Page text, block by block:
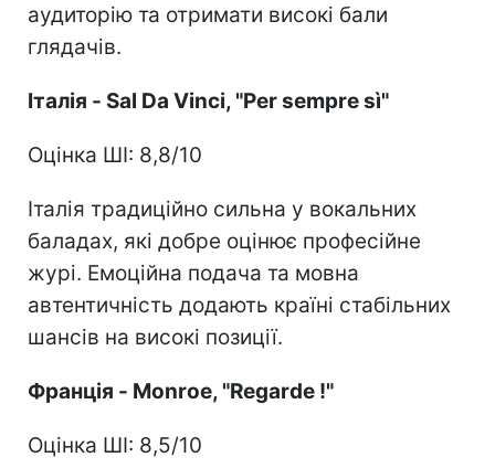
аудиторію та отримати високі бали
глядачів.
Італія - Sal Da Vinci, "Per sempre sì"
Оцінка ШІ: 8,8/10
Італія традиційно сильна у вокальних
баладах, які добре оцінює професійне
журі. Емоційна подача та мовна
автентичність додають країні стабільних
шансів на високі позиції.
Франція - Monroe, "Regarde !"
Оцінка ШІ: 8,5/10